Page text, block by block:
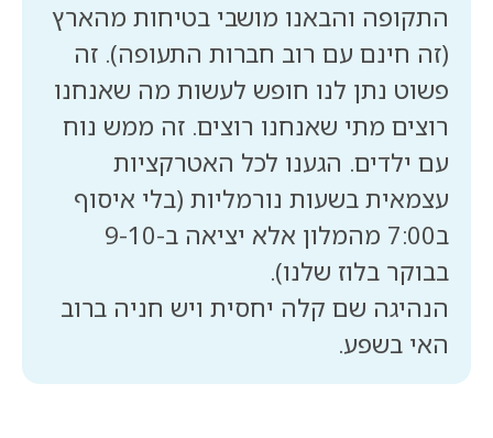
התקופה והבאנו מושבי בטיחות מהארץ
(זה חינם עם רוב חברות התעופה). זה
פשוט נתן לנו חופש לעשות מה שאנחנו
רוצים מתי שאנחנו רוצים. זה ממש נוח
עם ילדים. הגענו לכל האטרקציות
עצמאית בשעות נורמליות (בלי איסוף
ב7:00 מהמלון אלא יציאה ב-9-10
הנהיגה שם קלה יחסית ויש חניה ברוב
האי בשפע.